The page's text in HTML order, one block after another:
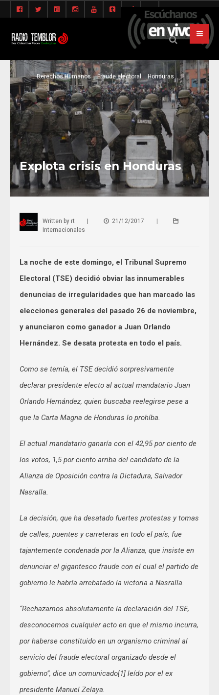
Derechos Humanos Fraude electoral Honduras
Explota crisis en Honduras
Written by rt 21/12/2017
Internacionales
La noche de este domingo, el Tribunal Supremo
Electoral (TSE) decidió obviar las innumerables
denuncias de irregularidades que han marcado las
elecciones generales del pasado 26 de noviembre,
y anunciaron como ganador a Juan Orlando
Hernández. Se desata protesta en todo el país.
Como se temía, el TSE decidió sorpresivamente
declarar presidente electo al actual mandatario Juan
Orlando Hernández, quien buscaba reelegirse pese a
que la Carta Magna de Honduras lo prohíba.
El actual mandatario ganaría con el 42,95 por ciento de
los votos, 1,5 por ciento arriba del candidato de la
Alianza de Oposición contra la Dictadura, Salvador
Nasralla.
La decisión, que ha desatado fuertes protestas y tomas
de calles, puentes y carreteras en todo el país, fue
tajantemente condenada por la Alianza, que insiste en
denunciar el gigantesco fraude con el cual el partido de
gobierno le habría arrebatado la victoria a Nasralla.
“Rechazamos absolutamente la declaración del TSE,
desconocemos cualquier acto en que el mismo incurra,
por haberse constituido en un organismo criminal al
servicio del fraude electoral organizado desde el
gobierno”, dice un comunicado[1] leído por el ex
presidente Manuel Zelaya.